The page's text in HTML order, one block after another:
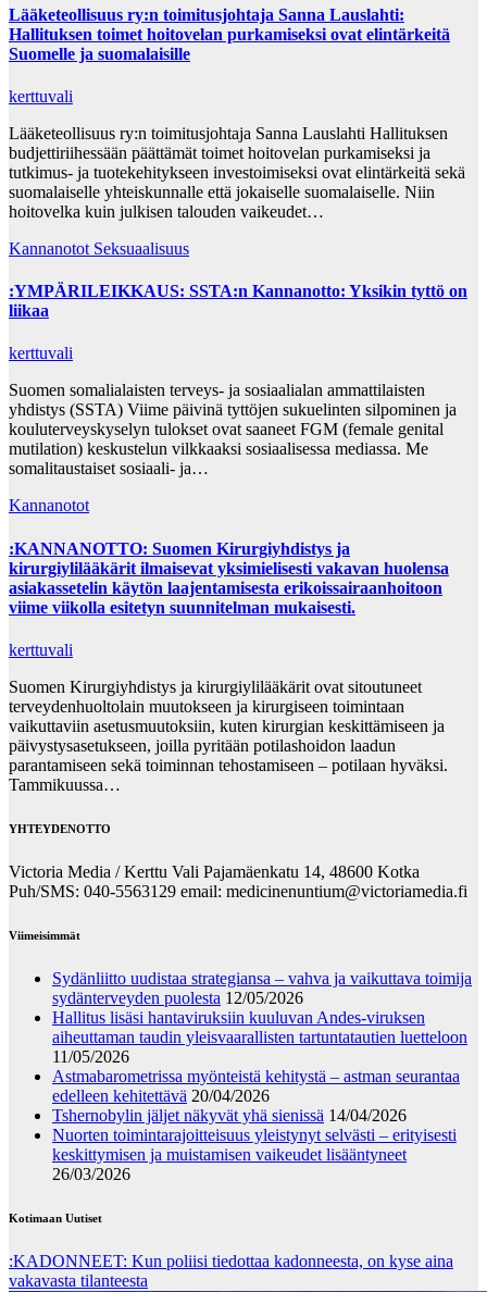
Lääketeollisuus ry:n toimitusjohtaja Sanna Lauslahti:
Hallituksen toimet hoitovelan purkamiseksi ovat elintärkeitä
Suomelle ja suomalaisille
kerttuvali
Lääketeollisuus ry:n toimitusjohtaja Sanna Lauslahti Hallituksen
budjettiriihessään päättämät toimet hoitovelan purkamiseksi ja
tutkimus- ja tuotekehitykseen investoimiseksi ovat elintärkeitä sekä
suomalaiselle yhteiskunnalle että jokaiselle suomalaiselle. Niin
hoitovelka kuin julkisen talouden vaikeudet…
Kannanotot Seksuaalisuus
:YMPÄRILEIKKAUS: SSTA:n Kannanotto: Yksikin tyttö on
liikaa
kerttuvali
Suomen somalialaisten terveys- ja sosiaalialan ammattilaisten
yhdistys (SSTA) Viime päivinä tyttöjen sukuelinten silpominen ja
kouluterveyskyselyn tulokset ovat saaneet FGM (female genital
mutilation) keskustelun vilkkaaksi sosiaalisessa mediassa. Me
somalitaustaiset sosiaali- ja…
Kannanotot
:KANNANOTTO: Suomen Kirurgiyhdistys ja
kirurgiylilääkärit ilmaisevat yksimielisesti vakavan huolensa
asiakassetelin käytön laajentamisesta erikoissairaanhoitoon
viime viikolla esitetyn suunnitelman mukaisesti.
kerttuvali
Suomen Kirurgiyhdistys ja kirurgiylilääkärit ovat sitoutuneet
terveydenhuoltolain muutokseen ja kirurgiseen toimintaan
vaikuttaviin asetusmuutoksiin, kuten kirurgian keskittämiseen ja
päivystysasetukseen, joilla pyritään potilashoidon laadun
parantamiseen sekä toiminnan tehostamiseen – potilaan hyväksi.
Tammikuussa…
YHTEYDENOTTO
Victoria Media / Kerttu Vali Pajamäenkatu 14, 48600 Kotka
Puh/SMS: 040-5563129 email: medicinenuntium@victoriamedia.fi
Viimeisimmät
Sydänliitto uudistaa strategiansa – vahva ja vaikuttava toimija
sydänterveyden puolesta 12/05/2026
Hallitus lisäsi hantaviruksiin kuuluvan Andes-viruksen
aiheuttaman taudin yleisvaarallisten tartuntatautien luetteloon
11/05/2026
Astmabarometrissa myönteistä kehitystä – astman seurantaa
edelleen kehitettävä 20/04/2026
Tshernobylin jäljet näkyvät yhä sienissä 14/04/2026
Nuorten toimintarajoitteisuus yleistynyt selvästi – erityisesti
keskittymisen ja muistamisen vaikeudet lisääntyneet
26/03/2026
Kotimaan Uutiset
:KADONNEET: Kun poliisi tiedottaa kadonneesta, on kyse aina
vakavasta tilanteesta